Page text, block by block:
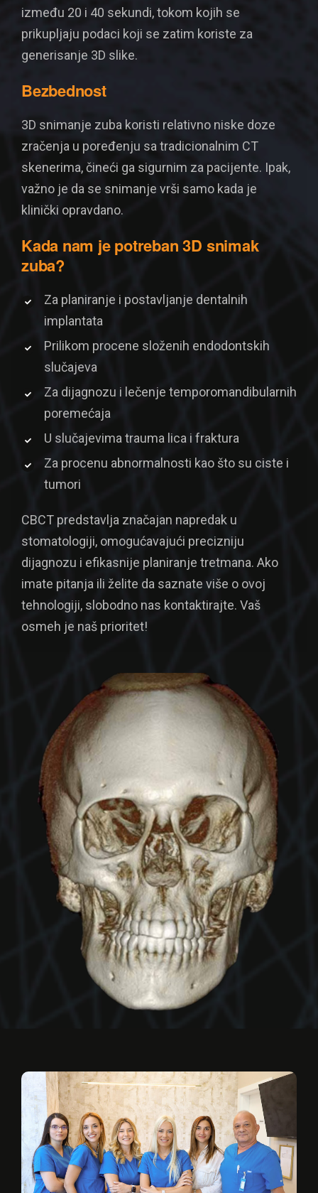
između 20 i 40 sekundi, tokom kojih se
prikupljaju podaci koji se zatim koriste za
generisanje 3D slike.
Bezbednost
3D snimanje zuba koristi relativno niske doze
zračenja u poređenju sa tradicionalnim CT
skenerima, čineći ga sigurnim za pacijente. Ipak,
važno je da se snimanje vrši samo kada je
klinički opravdano.
Kada nam je potreban 3D snimak
zuba?
Za planiranje i postavljanje dentalnih
implantata
Prilikom procene složenih endodontskih
slučajeva
Za dijagnozu i lečenje temporomandibularnih
poremećaja
U slučajevima trauma lica i fraktura
Za procenu abnormalnosti kao što su ciste i
tumori
CBCT predstavlja značajan napredak u
stomatologiji, omogućavajući precizniju
dijagnozu i efikasnije planiranje tretmana. Ako
imate pitanja ili želite da saznate više o ovoj
tehnologiji, slobodno nas kontaktirajte. Vaš
osmeh je naš prioritet!